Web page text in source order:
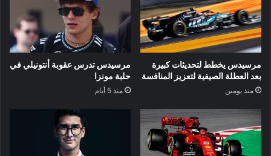
مرسيدس يخطط لتحديثات كبيرة
بعد العطلة الصيفية لتعزيز المنافسة
منذ يومين
مرسيدس تدرس عقوبة أنتونيلي في
حلبة مونزا
منذ 5 أيام